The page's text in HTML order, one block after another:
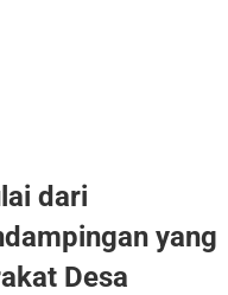
dari
yang
Desa